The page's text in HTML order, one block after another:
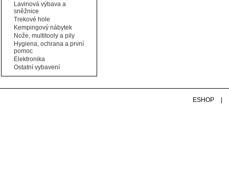
Lavinová výbava a
sněžnice
Trekové hole
Kempingový nábytek
Nože, multitooly a pily
Hygiena, ochrana a první
pomoc
Elektronika
Ostatní vybavení
ESHOP